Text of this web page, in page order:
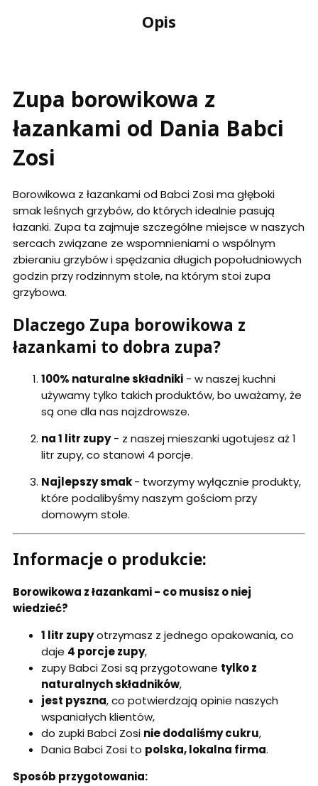
Opis
Zupa borowikowa z
łazankami od Dania Babci
Zosi
Borowikowa z łazankami od Babci Zosi ma głęboki
smak leśnych grzybów, do których idealnie pasują
łazanki. Zupa ta zajmuje szczególne miejsce w naszych
sercach związane ze wspomnieniami o wspólnym
zbieraniu grzybów i spędzania długich popołudniowych
godzin przy rodzinnym stole, na którym stoi zupa
grzybowa.
Dlaczego Zupa borowikowa z
łazankami to dobra zupa?
100% naturalne składniki - w naszej kuchni
używamy tylko takich produktów, bo uważamy, że
są one dla nas najzdrowsze.
na 1 litr zupy- z naszej mieszanki ugotujesz aż 1
litr zupy, co stanowi 4 porcje.
Najlepszy smak- tworzymy wyłącznie produkty,
które podalibyśmy naszym gościom przy
domowym stole.
Informacje o produkcie:
Borowikowa z łazankami - co musisz o niej
wiedzieć?
1 litr zupyotrzymasz z jednego opakowania, co
daje 4 porcje zupy,
zupy Babci Zosi są przygotowane tylko z
naturalnych składników,
jest pyszna, co potwierdzają opinie naszych
wspaniałych klientów,
do zupki Babci Zosi nie dodaliśmy cukru,
Dania Babci Zosi to polska, lokalna firma.
Sposób przygotowania: